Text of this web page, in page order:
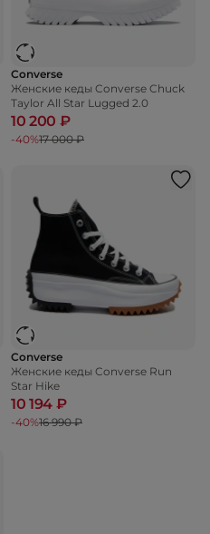
Converse
Женские кеды Converse Chuck
Taylor All Star Lugged 2.0
10 200 ₽
-40%17 000 ₽
Converse
Женские кеды Converse Run
Star Hike
10 194 ₽
-40%16 990 ₽